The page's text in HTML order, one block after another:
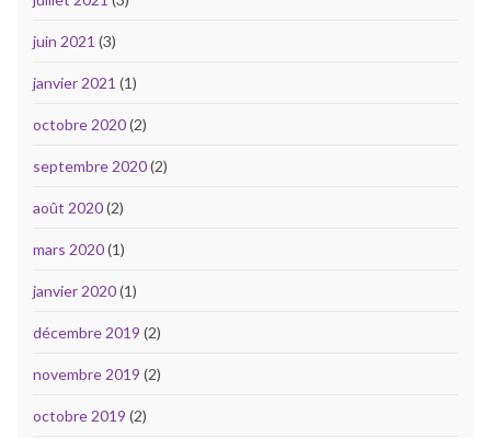
juin 2021 (3)
janvier 2021 (1)
octobre 2020(2)
septembre 2020(2)
août 2020(2)
mars 2020(1)
janvier 2020(1)
décembre 2019 (2)
novembre 2019 (2)
octobre 2019 (2)